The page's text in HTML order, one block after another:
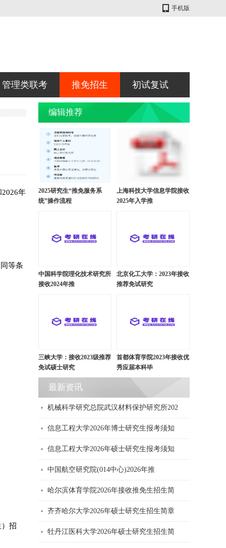
手机版
管理类联考 推免招生 初试复试
年
等条
招
编辑推荐
2025研究生“推免服务系
统”操作流程
上海科技大学信息学院接收
2025年入学推
中国科学院理化技术研究所
接收2024年推
北京化工大学：2023年接收
推荐免试研究
三峡大学：接收2023级推荐
免试硕士研究
首都体育学院2023年接收优
秀应届本科毕
最新资讯
机械科学研究总院武汉材料保护研究所202
信息工程大学2026年博士研究生报考须知
信息工程大学2026年硕士研究生报考须知
中国航空研究院(014中心)2026年推
哈尔滨体育学院2026年接收推免生招生简
齐齐哈尔大学2026年硕士研究生招生简章
牡丹江医科大学2026年硕士研究生招生简